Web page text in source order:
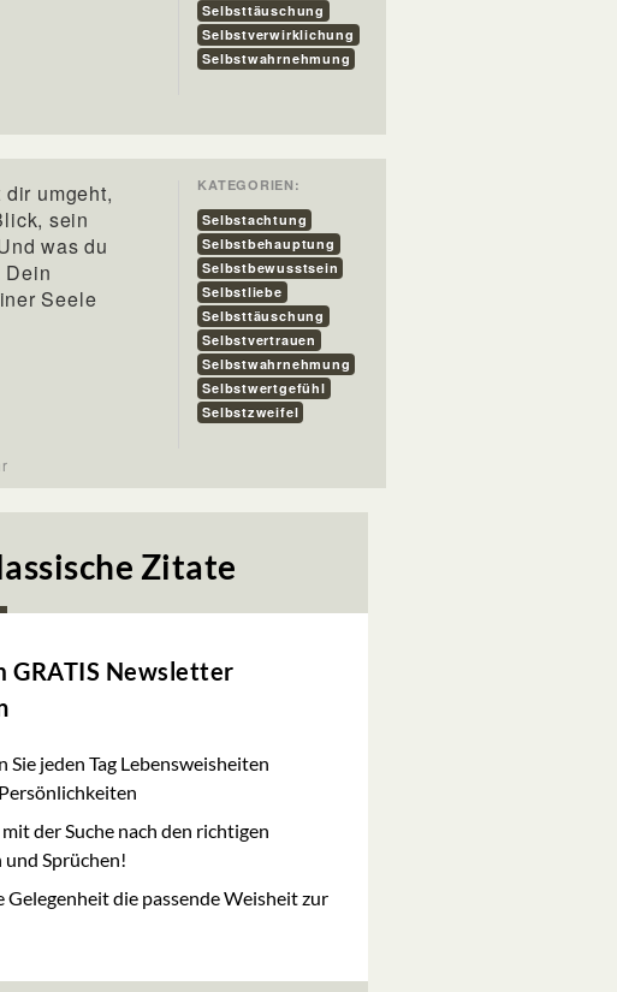
Selbsttäuschung
Selbstverwirklichung
Selbstwahrnehmung
umgeht,
sein
was du
Dein
Seele
KATEGORIEN:
Selbstachtung
Selbstbehauptung
Selbstbewusstsein
Selbstliebe
Selbsttäuschung
Selbstvertrauen
Selbstwahrnehmung
Selbstwertgefühl
Selbstzweifel